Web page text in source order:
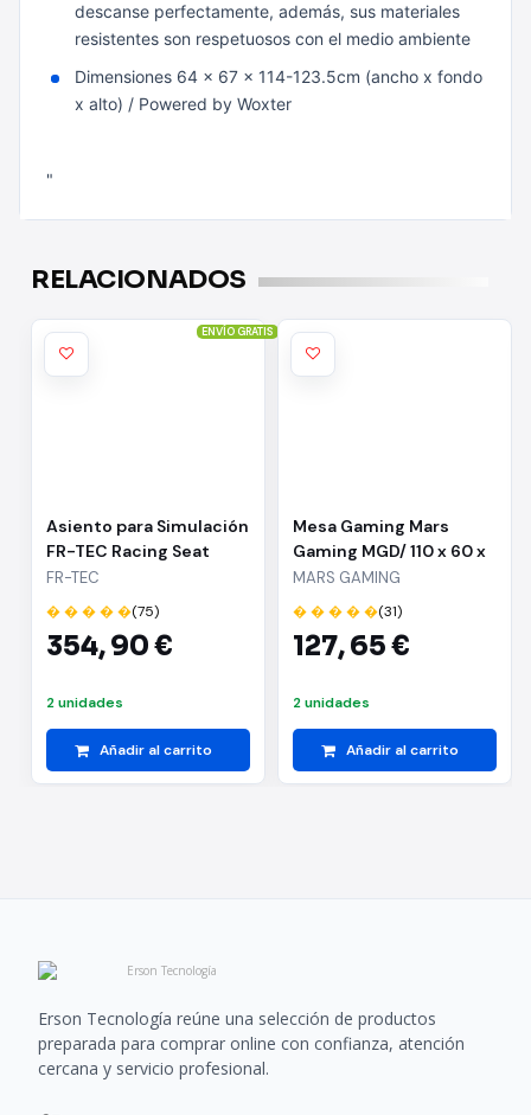
descanse perfectamente, además, sus materiales
resistentes son respetuosos con el medio ambiente
Dimensiones 64 x 67 x 114-123.5cm (ancho x fondo
x alto) / Powered by Woxter
"
RELACIONADOS
Asiento para Simulación
FR-TEC Racing Seat
Legend
FR-TEC
� � � � �(75)
354,90 €
2 unidades
Añadir al carrito
ENVÍO GRATIS
Mesa Gaming Mars
Gaming MGD/ 110 x 60 x
74cm/ Blanca
MARS GAMING
� � � � �(31)
127,65 €
2 unidades
Añadir al carrito
Erson Tecnología reúne una selección de productos
preparada para comprar online con confianza, atención
cercana y servicio profesional.